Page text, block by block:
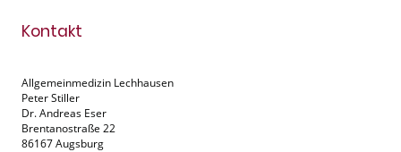
Kontakt
Allgemeinmedizin Lechhausen
Peter Stiller
Dr. Andreas Eser
Brentanostraße 22
86167 Augsburg